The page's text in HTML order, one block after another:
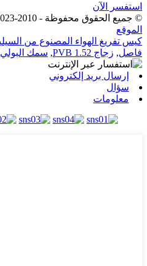
استفسر الآن
© جميع الحقوق محفوظة - 2010-2023.
الموقع
كيس تفريغ الهواء المصنوع من
فاصل, زجاج PVB 1.52 , سمك البولي
إرسال بريد إلكتروني
سؤال
معلومات